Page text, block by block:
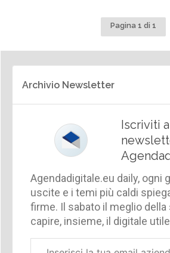
Pagina 1 di 1
Archivio Newsletter
Iscriviti
Agendadigitale.eu daily, ogni
uscite e i temi più caldi
firme. Il sabato il meglio
capire, insieme, il digitale